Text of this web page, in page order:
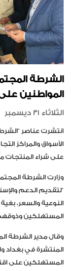
الشرطة
المواطنين
الثلاثاء 31 ديسمبر
انتشرت عناصر
الأسواق والمراكز
على شراء المنتجات
وزارت الشرطة
“لتقديم الدعم
النوعية والسعر،
المستهلكين
وقال مدير الشرطة
المنتشرة في
المستهلكين على